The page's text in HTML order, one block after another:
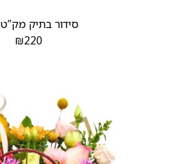
סידור בתיק מק”ט 758
₪220